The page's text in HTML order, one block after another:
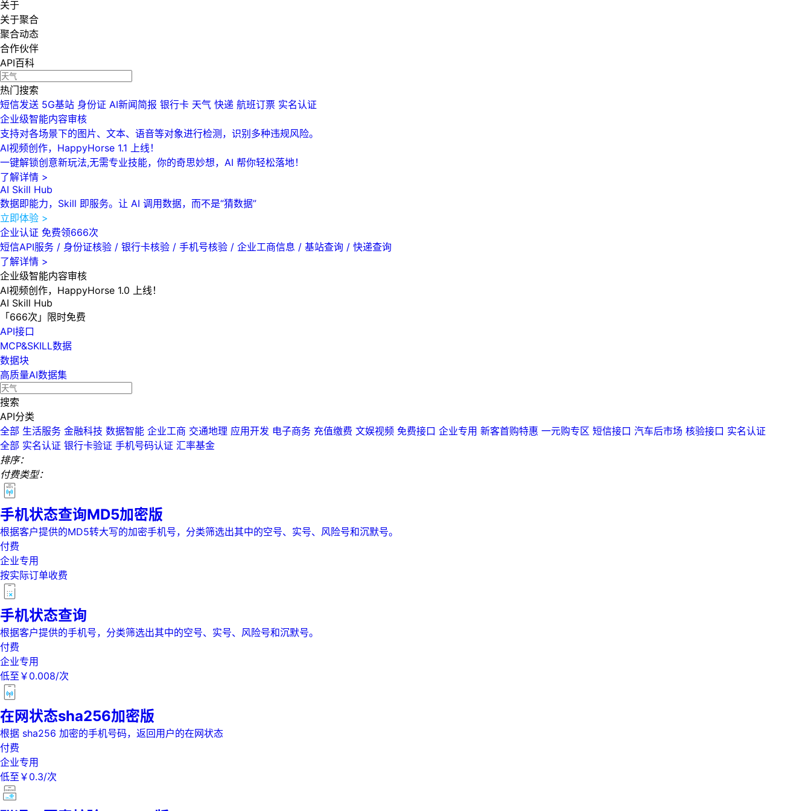
关于
关于聚合
聚合动态
合作伙伴
API百科
热门搜索
短信发送 5G基站 身份证 AI新闻简报 银行卡 天气 快递 航班订票 实名认证
企业级智能内容审核
支持对各场景下的图片、文本、语音等对象进行检测，识别多种违规风险。
AI视频创作，HappyHorse 1.1 上线！
一键解锁创意新玩法,无需专业技能，你的奇思妙想，AI 帮你轻松落地！
了解详情 >
AI Skill Hub
数据即能力，Skill 即服务。让 AI 调用数据，而不是“猜数据”
立即体验 >
企业认证 免费领666次
短信API服务 / 身份证核验 / 银行卡核验 / 手机号核验 / 企业工商信息 / 基站查询 / 快递查询
了解详情 >
企业级智能内容审核
AI视频创作，HappyHorse 1.0 上线！
AI Skill Hub
「666次」限时免费
API接口
MCP&SKILL数据
数据块
高质量AI数据集
搜索
API分类
全部 生活服务 金融科技 数据智能 企业工商 交通地理 应用开发 电子商务 充值缴费 文娱视频 免费接口 企业专用 新客首购特惠 一元购专区 短信接口 汽车后市场 核验接口 实名认证
全部 实名认证 银行卡验证 手机号码认证 汇率基金
排序：
付费类型：
手机状态查询MD5加密版
根据客户提供的MD5转大写的加密手机号，分类筛选出其中的空号、实号、风险号和沉默号。
付费
企业专用
按实际订单收费
手机状态查询
根据客户提供的手机号，分类筛选出其中的空号、实号、风险号和沉默号。
付费
企业专用
低至￥0.008/次
在网状态sha256加密版
根据 sha256 加密的手机号码，返回用户的在网状态
付费
企业专用
低至￥0.3/次